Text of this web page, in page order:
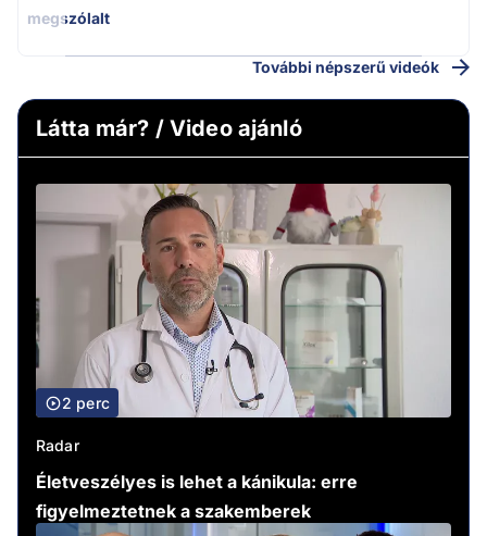
megszólalt
További népszerű videók
Látta már? / Video ajánló
2 perc
Radar
Életveszélyes is lehet a kánikula: erre
figyelmeztetnek a szakemberek